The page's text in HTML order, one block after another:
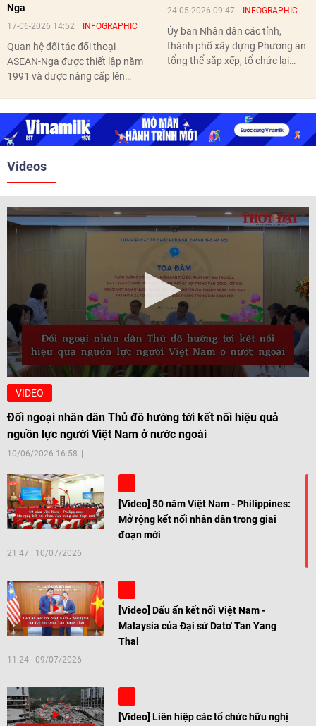
Nga
17-06-2026 14:52 INFOGRAPHIC
Quan hệ đối tác đối thoại
ASEAN-Nga được thiết lập năm
1991 và được nâng cấp lên
nghị Cấp cao vào các năm 2005,
2010, 2016, 2018, 2021.
24-05-2026 09:47 INFOGRAPHIC
Ủy ban Nhân dân các tỉnh,
thành phố xây dựng Phương án
tổng thể sắp xếp, tổ chức lại
Videos
VIDEO
Đối ngoại nhân dân Thủ đô hướng tới kết nối hiệu quả
nguồn lực người Việt Nam ở nước ngoài
10/06/2026 16:58
[Video] 50 năm Việt Nam - Philippines:
Mở rộng kết nối nhân dân trong giai
đoạn mới
21:47 10/07/2026
[Video] Dấu ấn kết nối Việt Nam -
Malaysia của Đại sứ Dato' Tan Yang
Thai
11:24 09/07/2026
[Video] Liên hiệp các tổ chức hữu nghị